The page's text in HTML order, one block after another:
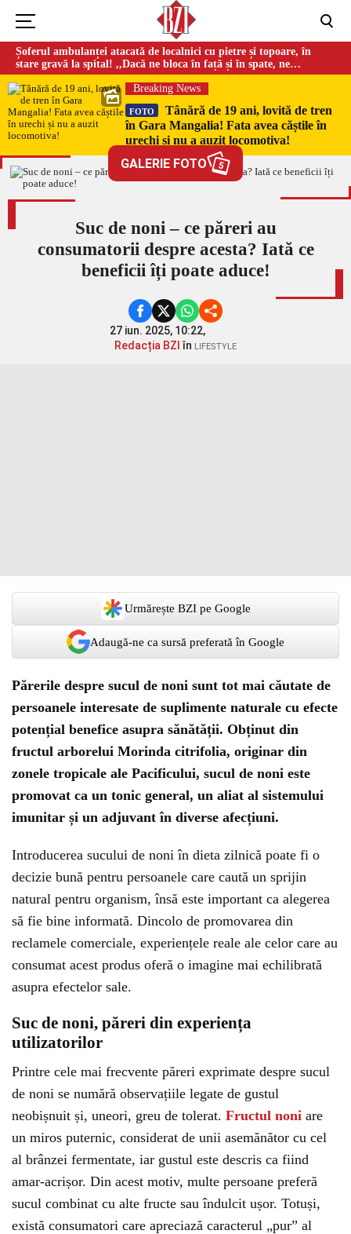
Șoferul ambulanței atacată de localnici cu pietre și topoare, în
stare gravă la spital! ,,Dacă ne bloca în față și în spate, ne
omorau…”
Breaking News
FOTO
Tânără de 19 ani, lovită de tren
în Gara Mangalia! Fata avea căștile în
urechi și nu a auzit locomotiva!
GALERIE FOTO 5
Suc de noni – ce păreri au
consumatorii despre acesta? Iată ce
beneficii îți poate aduce!
27 iun. 2025, 10:22,
Redacția BZI în LIFESTYLE
Urmărește BZI pe Google
Adaugă-ne ca sursă preferată în Google
Părerile despre sucul de noni sunt tot mai căutate de
persoanele interesate de suplimente naturale cu efecte
potențial benefice asupra sănătății. Obținut din
fructul arborelui Morinda citrifolia, originar din
zonele tropicale ale Pacificului, sucul de noni este
promovat ca un tonic general, un aliat al sistemului
imunitar și un adjuvant în diverse afecțiuni.
Introducerea sucului de noni în dieta zilnică poate fi o
decizie bună pentru persoanele care caută un sprijin
natural pentru organism, însă este important ca alegerea
să fie bine informată. Dincolo de promovarea din
reclamele comerciale, experiențele reale ale celor care au
consumat acest produs oferă o imagine mai echilibrată
asupra efectelor sale.
Suc de noni, păreri din experiența
utilizatorilor
Printre cele mai frecvente păreri exprimate despre sucul
de noni se numără observațiile legate de gustul
neobișnuit și, uneori, greu de tolerat. Fructul noni are
un miros puternic, considerat de unii asemănător cu cel
al brânzei fermentate, iar gustul este descris ca fiind
amar-acrișor. Din acest motiv, multe persoane preferă
sucul combinat cu alte fructe sau îndulcit ușor. Totuși,
există consumatori care apreciază caracterul „pur” al